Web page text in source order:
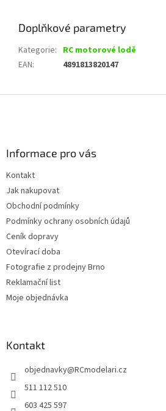
Doplňkové parametry
Kategorie: RC motorové lodě
EAN: 4891813820147
Informace pro vás
Kontakt
Jak nakupovat
Obchodní podmínky
Podmínky ochrany osobních údajů
Ceník dopravy
Otevírací doba
Fotografie z prodejny Brno
Reklamační list
Moje objednávka
Kontakt
objednavky@RCmodelari.cz
511 112 510
603 425 597